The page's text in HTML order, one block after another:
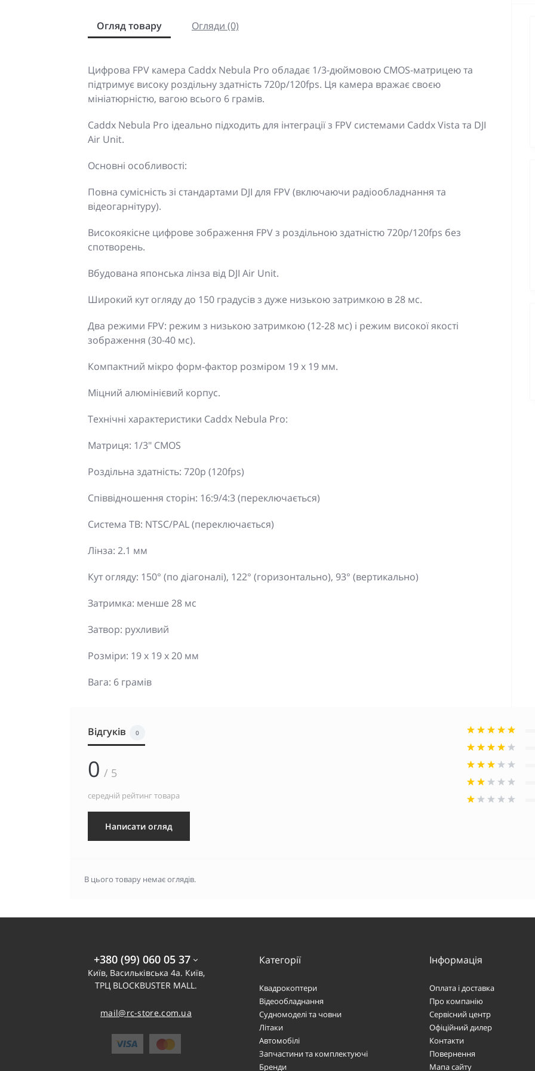
Огляд товару Огляди (0)
Цифрова FPV камера Caddx Nebula Pro обладає 1/3-дюймовою CMOS-матрицею та
підтримує високу роздільну здатність 720p/120fps. Ця камера вражає своєю
мініатюрністю, вагою всього 6 грамів.
Caddx Nebula Pro ідеально підходить для інтеграції з FPV системами Caddx Vista та DJI
Air Unit.
Основні особливості:
Повна сумісність зі стандартами DJI для FPV (включаючи радіообладнання та
відеогарнітуру).
Високоякісне цифрове зображення FPV з роздільною здатністю 720p/120fps без
спотворень.
Вбудована японська лінза від DJI Air Unit.
Широкий кут огляду до 150 градусів з дуже низькою затримкою в 28 мс.
Два режими FPV: режим з низькою затримкою (12-28 мс) і режим високої якості
зображення (30-40 мс).
Компактний мікро форм-фактор розміром 19 х 19 мм.
Міцний алюмінієвий корпус.
Технічні характеристики Caddx Nebula Pro:
Матриця: 1/3" CMOS
Роздільна здатність: 720p (120fps)
Співвідношення сторін: 16:9/4:3 (переключається)
Система ТВ: NTSC/PAL (переключається)
Лінза: 2.1 мм
Кут огляду: 150° (по діагоналі), 122° (горизонтально), 93° (вертикально)
Затримка: менше 28 мс
Затвор: рухливий
Розміри: 19 x 19 x 20 мм
Вага: 6 грамів
Відгуків 0
0 / 5
середній рейтинг товара
Написати огляд
В цього товару немає оглядів.
+380 (99) 060 05 37
Київ, Васильківська 4а. Київ,
ТРЦ BLOCKBUSTER MALL.
mail@rc-store.com.ua
Категорії
Квадрокоптери
Відеообладнання
Судномоделі та човни
Літаки
Автомобілі
Запчастини та комплектуючі
Бренди
Інформація
Оплата і доставка
Про компанію
Сервісний центр
Офіційний дилер
Контакти
Повернення
Мапа сайту